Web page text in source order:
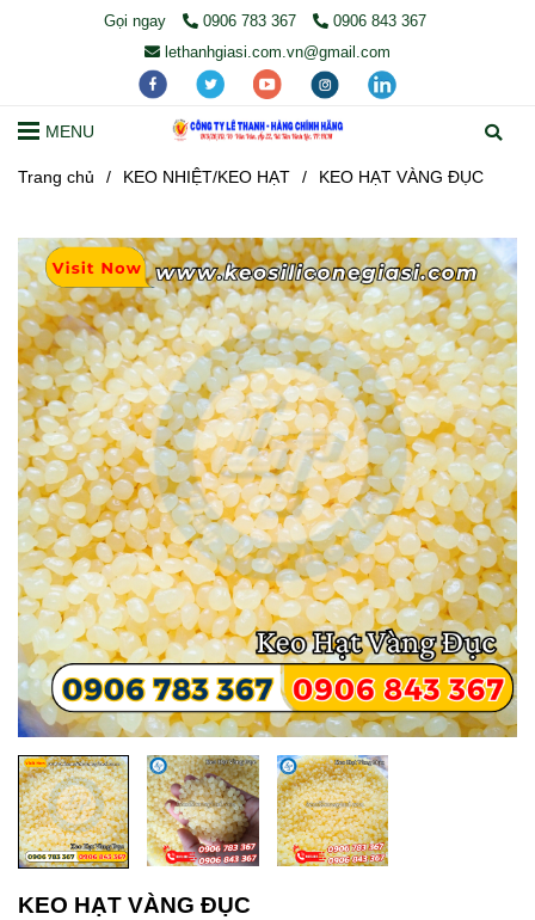
Gọi ngay 0906 783 367
0906 843 367
lethanhgiasi.com.vn@gmail.com
MENU
Trang chủ / KEO NHIỆT/KEO HẠT / KEO HẠT VÀNG ĐỤC
KEO HẠT VÀNG ĐỤC